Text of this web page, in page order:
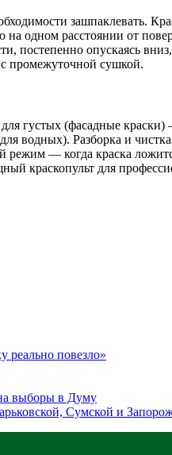
зашпаклевать.
на одном расстоянии от
постепенно опускаясь
промежуточной сушкой.
густых (фасадные
водных). Разборка и
— когда краска
для
реально повезло»
выборы в Думу
Сумской и